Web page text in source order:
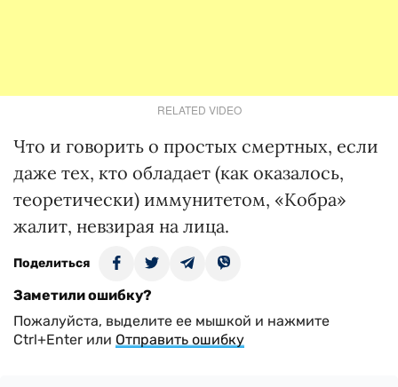
RELATED VIDEO
Что и говорить о простых смертных, если
даже тех, кто обладает (как оказалось,
теоретически) иммунитетом, «Кобра»
жалит, невзирая на лица.
Поделиться
Заметили ошибку?
Пожалуйста, выделите ее мышкой и нажмите
Ctrl+Enter или Отправить ошибку